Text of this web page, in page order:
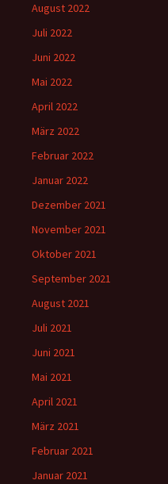
August 2022
Juli 2022
Juni 2022
Mai 2022
April 2022
März 2022
Februar 2022
Januar 2022
Dezember 2021
November 2021
Oktober 2021
September 2021
August 2021
Juli 2021
Juni 2021
Mai 2021
April 2021
März 2021
Februar 2021
Januar 2021